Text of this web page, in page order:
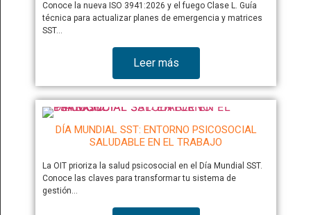
Conoce la nueva ISO 3941:2026 y el fuego Clase L. Guía
técnica para actualizar planes de emergencia y matrices
SST…
Leer más
DÍA MUNDIAL SST: ENTORNO PSICOSOCIAL
SALUDABLE EN EL TRABAJO
La OIT prioriza la salud psicosocial en el Día Mundial SST.
Conoce las claves para transformar tu sistema de
gestión…